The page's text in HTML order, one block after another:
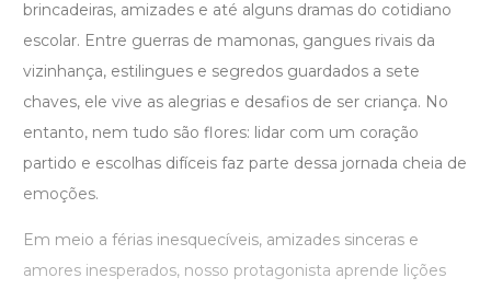
brincadeiras, amizades e até alguns dramas do cotidiano
escolar. Entre guerras de mamonas, gangues rivais da
vizinhança, estilingues e segredos guardados a sete
chaves, ele vive as alegrias e desafios de ser criança. No
entanto, nem tudo são flores: lidar com um coração
partido e escolhas difíceis faz parte dessa jornada cheia de
emoções.
Em meio a férias inesquecíveis, amizades sinceras e
amores inesperados, nosso protagonista aprende lições